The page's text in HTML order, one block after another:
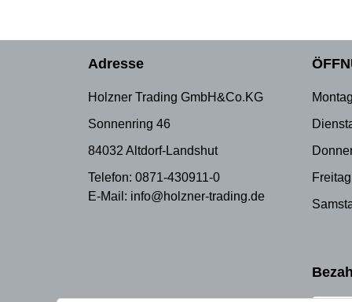
Adresse
Holzner Trading GmbH&Co.KG
Sonnenring 46
84032 Altdorf-Landshut
Telefon: 0871-430911-0
E-Mail: info@holzner-trading.de